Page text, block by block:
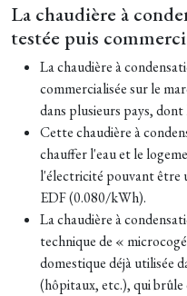
La chaudière à
testée puis
La chaudière à
commercialisée sur le
dans plusieurs pays, dont
Cette chaudière à
chauffer l'eau et le
l'électricité pouvant être
EDF (0.080/kWh).
La chaudière à
technique de «
domestique déjà utilisée
(hôpitaux, etc.), qui brûle